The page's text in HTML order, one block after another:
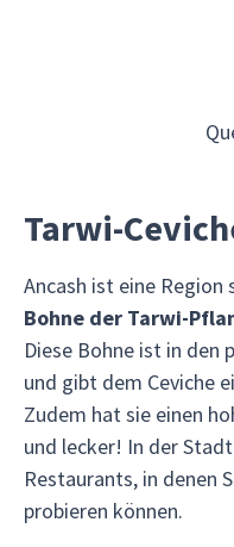
Tarwi-
Ancash ist eine
Bohne der Tarwi-
Diese Bohne ist in den
und gibt dem Ceviche
Zudem hat sie einen
und lecker! In der
Restaurants, in denen
probieren können.